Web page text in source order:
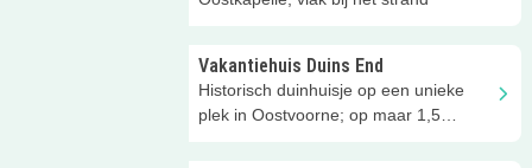
Vakantiehuis Duins End
Historisch duinhuisje op een unieke
plek in Oostvoorne; op maar 1,5